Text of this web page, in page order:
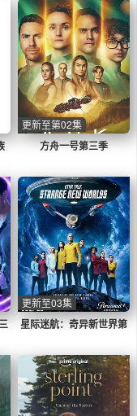
方舟一号第三季
更新至第02集
星际迷航：奇异新世界第
更新至03集